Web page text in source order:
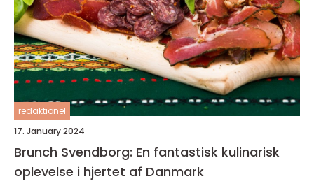
redaktionel
17. January 2024
Brunch Svendborg: En fantastisk kulinarisk
oplevelse i hjertet af Danmark